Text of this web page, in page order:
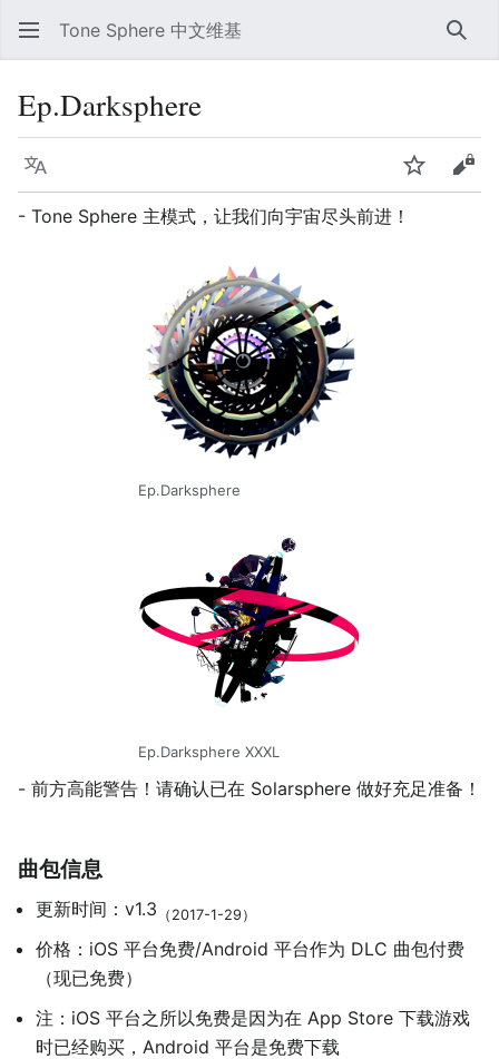
Tone Sphere 中文维基 搜索
Ep.Darksphere
语言 监视
查
- Tone Sphere 主模式，让我们向宇宙尽头前进！
Ep.Darksphere
Ep.Darksphere XXXL
- 前方高能警告！请确认已在 Solarsphere 做好充足准备！
曲包信息
更新时间：v1.3 （2017-1-29）
价格：iOS 平台免费/Android 平台作为 DLC 曲包付费
（现已免费）
注：iOS 平台之所以免费是因为在 App Store 下载游戏
时已经购买，Android 平台是免费下载